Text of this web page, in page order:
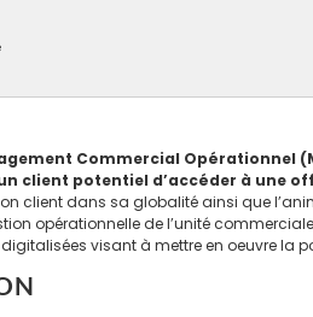
Commercial
client potentiel d’accéder à une
client dans sa globalité ainsi que
opérationnelle de l’unité
visant à mettre en oeuvre la